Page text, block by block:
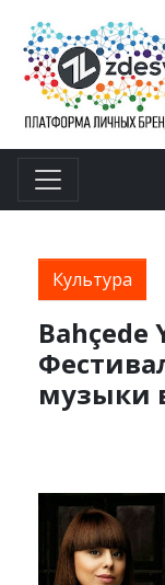
Культура
Bahçede
музыки